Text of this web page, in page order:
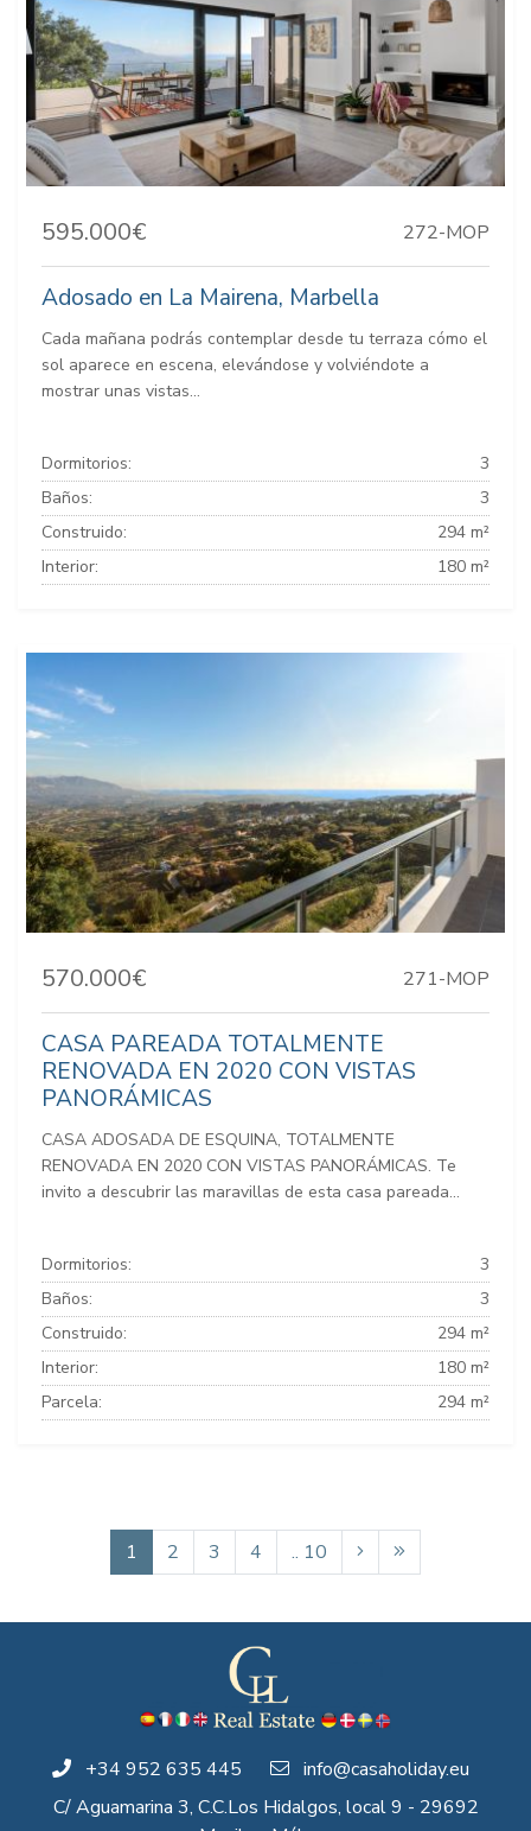
595.000€ 272-MOP
Adosado en La Mairena, Marbella
Cada mañana podrás contemplar desde tu terraza cómo el
sol aparece en escena, elevándose y volviéndote a
mostrar unas vistas...
Dormitorios:
3
Baños:
3
Construido:
294 m²
Interior:
180 m²
570.000€ 271-MOP
CASA PAREADA TOTALMENTE
RENOVADA EN 2020 CON VISTAS
PANORÁMICAS
CASA ADOSADA DE ESQUINA, TOTALMENTE
RENOVADA EN 2020 CON VISTAS PANORÁMICAS. Te
invito a descubrir las maravillas de esta casa pareada...
Dormitorios:
3
Baños:
3
Construido:
294 m²
Interior:
180 m²
Parcela:
294 m²
1 2 3 4 .. 10
+34 952 635 445
info@casaholiday.eu
C/ Aguamarina 3, C.C.Los Hidalgos, local 9 - 29692